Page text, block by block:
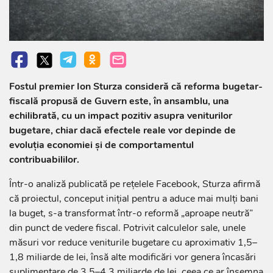
Fostul premier Ion Sturza consideră că reforma bugetar-
fiscală propusă de Guvern este, în ansamblu, una
echilibrată, cu un impact pozitiv asupra veniturilor
bugetare, chiar dacă efectele reale vor depinde de
evoluția economiei și de comportamentul
contribuabililor.
Într-o analiză publicată pe rețelele Facebook, Sturza afirmă
că proiectul, conceput inițial pentru a aduce mai mulți bani
la buget, s-a transformat într-o reformă „aproape neutră”
din punct de vedere fiscal. Potrivit calculelor sale, unele
măsuri vor reduce veniturile bugetare cu aproximativ 1,5–
1,8 miliarde de lei, însă alte modificări vor genera încasări